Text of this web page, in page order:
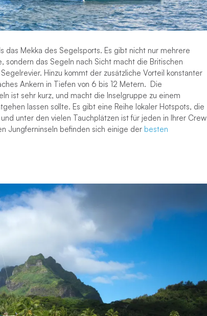
das Mekka des Segelsports. Es gibt nicht nur mehrere
sondern das Segeln nach Sicht macht die Britischen
Hinzu kommt der zusätzliche Vorteil konstanter
Ankern in Tiefen von 6 bis 12 Metern. Die
ist sehr kurz, und macht die Inselgruppe zu einem
lassen sollte. Es gibt eine Reihe lokaler Hotspots, die
unter den vielen Tauchplätzen ist für jeden in Ihrer Crew
Jungferninseln befinden sich einige der besten